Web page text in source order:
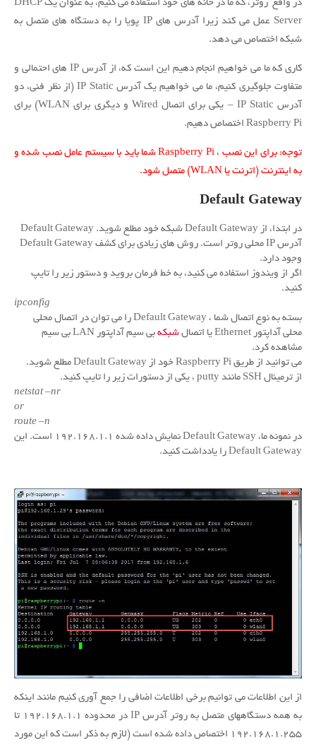
در واقع روتر، که ما در خانه های خود استفاده می کنیم، به عنوان یک DHCP
Server عمل می کند زیرا آدرس های IP پویا را به دستگاه های متصل به
شبکه اختصاص می دهد.
کاری که ما می خواهیم انجام دهیم این است که، از آدرس IP های احتمالی و
متفاوت جلوگیری کنیم، ما می خواهیم یک آدرس IP Static (از نظر فنی، دو
آدرس IP Static – یکی برای اتصال Wired و دیگری برای WLAN) برای
Raspberry Pi اختصاص دهیم.
توجه: برای این نصب ، Raspberry Pi شما باید با سیستم عامل نصب شده و
به اینترنت (اترنت یا WLAN) متصل شود.
Default Gateway
در ابتدا، از Default Gateway شبکه خود مطلع شوید.
Default Gateway
آدرس IP محلی روتر است.
روش های زیادی برای کشف Default Gateway
وجود دارد.
اگر از ویندوز استفاده می کنید، به خط فرمان بروید و دستور زیر را تایپ
کنید.
ipconfig
بسته به نوع اتصال شما ، Default Gateway را می توان در اتصال محلی
محلی آداپتور Ethernet یا اتصال
شبکه
بی سیم آداپتور LAN بی سیم
مشاهده کرد.
می توانید از طریق Raspberry Pi خود از Default Gateway مطلع شوید.
از ترمینال SSH مانند putty ، یکی از دستورات زیر را تایپ کنید.
netstat –nr
or
route –n
در نمونه ما، Default Gateway نمایش داده شده ۱۹۲.۱۶۸.۱.۱ است.
این
Default Gateway را یادداشت کنید.
از این اطلاعات می توانیم برخی اطلاعات اضافی را جمع آوری کنیم مانند اینکه
به همه دستگاههای متصل به روتر آدرس IP در محدوده ۱۹۲.۱۶۸.۱.۱ تا
۱۹۲.۱۶۸.۱.۲۵۵ اختصاص داده شده است (لازم به ذکر است که این مورد